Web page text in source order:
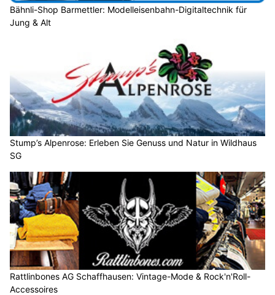
Bähnli-Shop Barmettler: Modelleisenbahn-Digitaltechnik für
Jung & Alt
Stump’s Alpenrose: Erleben Sie Genuss und Natur in Wildhaus
SG
Rattlinbones AG Schaffhausen: Vintage-Mode & Rock'n'Roll-
Accessoires